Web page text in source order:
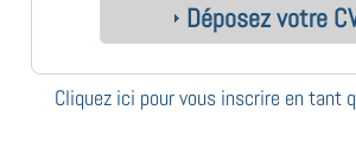
Déposez votre
Cliquez ici pour vous inscrire en tant